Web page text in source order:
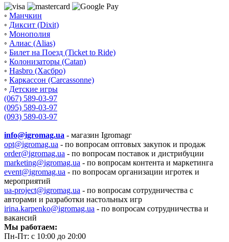
◦ Манчкин
◦ Диксит (Dixit)
◦ Монополия
◦ Алиас (Alias)
◦ Билет на Поезд (Ticket to Ride)
◦ Колонизаторы (Catan)
◦ Hasbro (Хасбро)
◦ Каркассон (Carcassonne)
◦ Детские игры
(067) 589-03-97
(095) 589-03-97
(093) 589-03-97
info@igromag.ua - магазин Igromagг
opt@igromag.ua - по вопросам оптовых закупок и продаж
order@igromag.ua - по вопросам поставок и дистрибуции
marketing@igromag.ua - по вопросам контента и маркетинга
event@igromag.ua - по вопросам организации игротек и
мероприятий
ua-project@igromag.ua - по вопросам сотрудничества с
авторами и разработки настольных игр
irina.karpenko@igromag.ua - по вопросам сотрудничества и
вакансий
Мы работаем:
Пн-Пт: с 10:00 до 20:00